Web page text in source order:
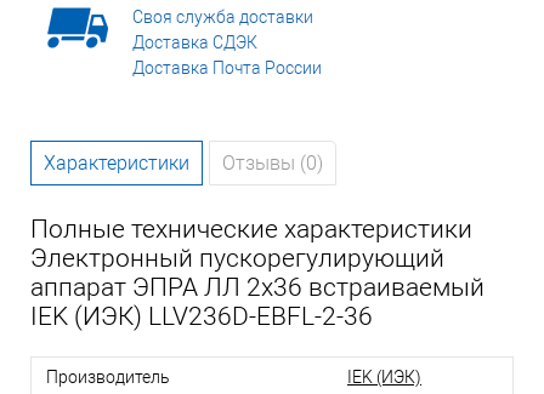
Своя служба доставки
Доставка СДЭК
Доставка Почта России
Характеристики Отзывы (0)
Полные технические характеристики
Электронный пускорегулирующий
аппарат ЭПРА ЛЛ 2х36 встраиваемый
IEK (ИЭК) LLV236D-EBFL-2-36
Производитель IEK (ИЭК)